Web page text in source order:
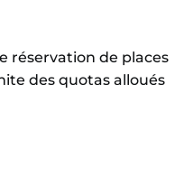
réservation de places
des quotas alloués